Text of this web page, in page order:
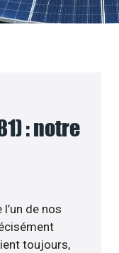
: notre
de nos
toujours,